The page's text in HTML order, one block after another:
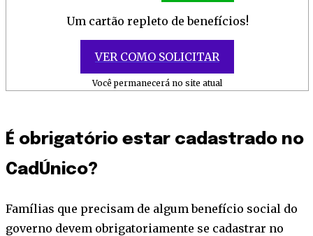
Um cartão repleto de benefícios!
VER COMO SOLICITAR
Você permanecerá no site atual
É obrigatório estar cadastrado no
CadÚnico?
Famílias que precisam de algum benefício social do
governo devem obrigatoriamente se cadastrar no